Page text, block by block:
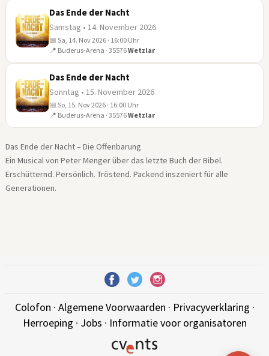
NOV
Das Ende der Nacht
Samstag • 14. November 2026
📅 Sa, 14. Nov 2026 · 16:00 Uhr
📍 Buderus-Arena · 35576Wetzlar
NOV
Das Ende der Nacht
Sonntag • 15. November 2026
📅 So, 15. Nov 2026 · 16:00 Uhr
📍 Buderus-Arena · 35576Wetzlar
Das Ende der Nacht – Die Offenbarung
Ein Musical von Peter Menger über das letzte Buch der Bibel.
Erschütternd. Persönlich. Tröstend. Packend inszeniert für alle
Generationen.
Colofon · Algemene Voorwaarden · Privacyverklaring ·
Herroeping · Jobs · Informatie voor organisatoren